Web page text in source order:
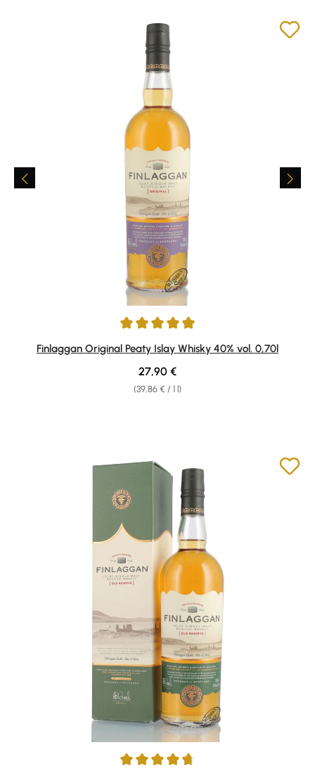
Average rating of 4.88 out of 5 stars
Finlaggan Original Peaty Islay Whisky 40% vol. 0,70l
(39,86 € / 1 l)
Regular price:
27,90 €